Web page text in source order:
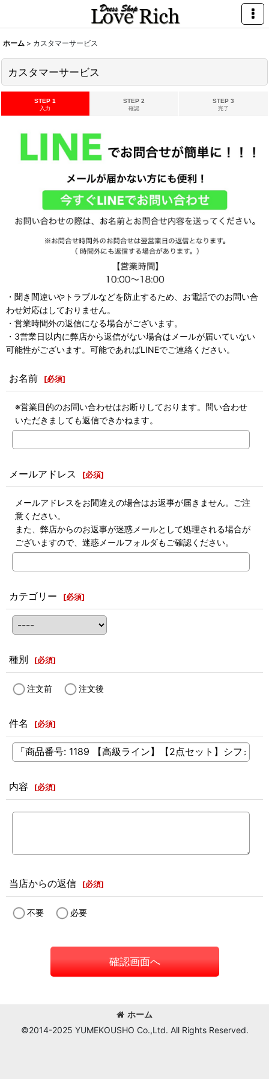
ホーム > カスタマーサービス
カスタマーサービス
STEP 1
入力
STEP 2
確認
STEP 3
完了
・聞き間違いやトラブルなどを防止するため、お電話でのお問い合
わせ対応はしておりません。
・営業時間外の返信になる場合がございます。
・3営業日以内に弊店から返信がない場合はメールが届いていない
可能性がございます。可能であればLINEでご連絡ください。
お名前 [必須]
※営業目的のお問い合わせはお断りしております。問い合わせ
いただきましても返信できかねます。
メールアドレス [必須]
メールアドレスをお間違えの場合はお返事が届きません。ご注
意ください。
また、弊店からのお返事が迷惑メールとして処理される場合が
ございますので、迷惑メールフォルダもご確認ください。
カテゴリー [必須]
種別 [必須]
注文前 注文後
件名 [必須]
内容 [必須]
当店からの返信 [必須]
不要 必要
確認画面へ
ホーム
©2014-2025 YUMEKOUSHO Co.,Ltd. All Rights Reserved.